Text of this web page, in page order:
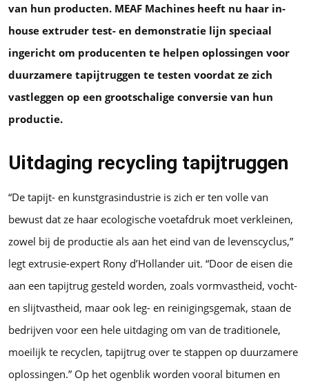
van hun producten. MEAF Machines heeft nu haar in-
house extruder test- en demonstratie lijn speciaal
ingericht om producenten te helpen oplossingen voor
duurzamere tapijtruggen te testen voordat ze zich
vastleggen op een grootschalige conversie van hun
productie.
Uitdaging recycling tapijtruggen
“De tapijt- en kunstgrasindustrie is zich er ten volle van
bewust dat ze haar ecologische voetafdruk moet verkleinen,
zowel bij de productie als aan het eind van de levenscyclus,”
legt extrusie-expert Rony d’Hollander uit. “Door de eisen die
aan een tapijtrug gesteld worden, zoals vormvastheid, vocht-
en slijtvastheid, maar ook leg- en reinigingsgemak, staan de
bedrijven voor een hele uitdaging om van de traditionele,
moeilijk te recyclen, tapijtrug over te stappen op duurzamere
oplossingen.” Op het ogenblik worden vooral bitumen en